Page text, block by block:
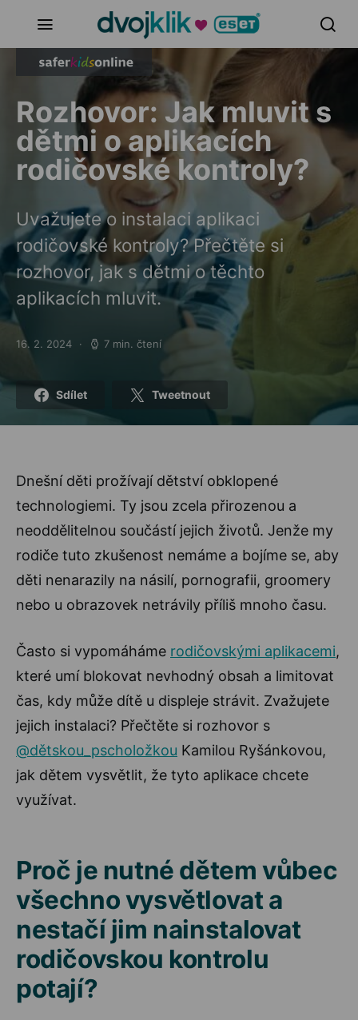
Rozhovor: Jak mluvit s
dětmi o aplikacích
rodičovské kontroly?
Uvažujete o instalaci aplikaci
rodičovské kontroly? Přečtěte si
rozhovor, jak s dětmi o těchto
aplikacích mluvit.
Posted on
16. 2. 2024 7 min. čtení
Sdílet Tweetnout
Dnešní děti prožívají dětství obklopené
technologiemi. Ty jsou zcela přirozenou a
neoddělitelnou součástí jejich životů. Jenže my
rodiče tuto zkušenost nemáme a bojíme se, aby
děti nenarazily na násilí, pornografii, groomery
nebo u obrazovek netrávily příliš mnoho času.
Často si vypomáháme rodičovskými aplikacemi,
které umí blokovat nevhodný obsah a limitovat
čas, kdy může dítě u displeje strávit. Zvažujete
jejich instalaci? Přečtěte si rozhovor s
@dětskou_pscholožkou Kamilou Ryšánkovou,
jak dětem vysvětlit, že tyto aplikace chcete
využívat.
Proč je nutné dětem vůbec
všechno vysvětlovat a
nestačí jim nainstalovat
rodičovskou kontrolu
potají?